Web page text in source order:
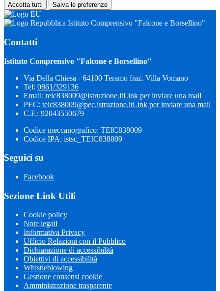
Accetta tutti Salva le preferenze
Istituto Comprensivo "Falcone e Borsellino"
Contatti
Istituto Comprensivo "Falcone e Borsellino"
Via Della Chiesa - 64100 Teramo fraz. Villa Vomano
Tel: 0861/329136
Email: teic838009@istruzione.itLink per inviare una mail
PEC: teic838009@pec.​istruzione.itLink per inviare una mail
C.F.: 92043550679
Codice meccanografico: TEIC838009
Codice IPA: istsc_TEIC838009
Seguici su
Facebook
Sezione Link Utili
Cookie policy
Note legali
Informativa Privacy
Ufficio Relazioni con il Pubblico
Dichiarazione di accessibilità
Obiettivi di accessibilità
Whistleblowing
Gestione consensi cookie
Amministrazione trasparente